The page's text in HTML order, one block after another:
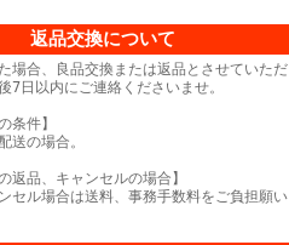
返品交換について
場合、良品交換または返品とさせていただ
7日以内にご連絡くださいませ。
条件】
送の場合。
返品、キャンセルの場合】
セル場合は送料、事務手数料をご負担願い